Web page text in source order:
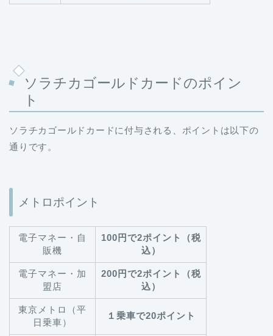
ソラチカゴールドカードのポイン
ト
ソラチカゴールドカードに付与される、ポイントは以下の
通りです。
メトロポイント
電子マネー・自
販機
100円で2ポイント（税
込）
電子マネー・加
盟店
200円で2ポイント（税
込）
東京メトロ（平
日乗車）
１乗車で20ポイント